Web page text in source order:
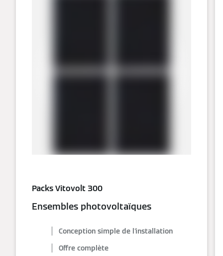
Packs Vitovolt 300
Ensembles photovoltaïques
Conception simple de l'installation
Offre complète